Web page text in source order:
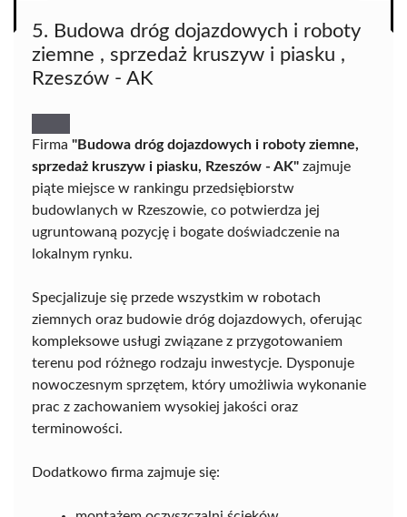
5. Budowa dróg dojazdowych i roboty
ziemne , sprzedaż kruszyw i piasku ,
Rzeszów - AK
Firma "Budowa dróg dojazdowych i roboty ziemne,
sprzedaż kruszyw i piasku, Rzeszów - AK" zajmuje
piąte miejsce w rankingu przedsiębiorstw
budowlanych w Rzeszowie, co potwierdza jej
ugruntowaną pozycję i bogate doświadczenie na
lokalnym rynku.
Specjalizuje się przede wszystkim w robotach
ziemnych oraz budowie dróg dojazdowych, oferując
kompleksowe usługi związane z przygotowaniem
terenu pod różnego rodzaju inwestycje. Dysponuje
nowoczesnym sprzętem, który umożliwia wykonanie
prac z zachowaniem wysokiej jakości oraz
terminowości.
Dodatkowo firma zajmuje się: